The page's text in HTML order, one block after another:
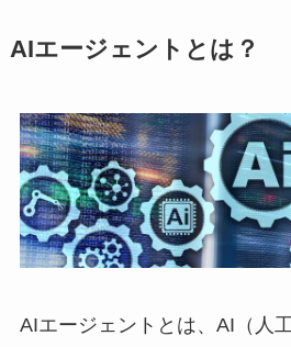
AIエージェントとは？
AIエージェントとは、AI（人